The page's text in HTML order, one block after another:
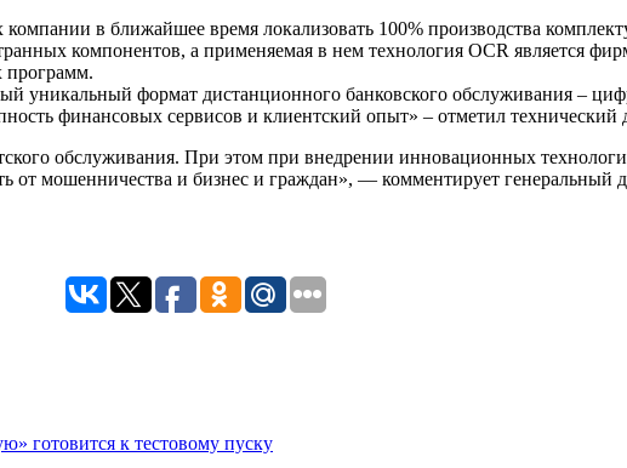
в ближайшее время локализовать 100% производства
компонентов, а применяемая в нем технология OCR является
программ.
уникальный формат дистанционного банковского обслуживания –
финансовых сервисов и клиентский опыт» – отметил
обслуживания. При этом при внедрении инновационных
мошенничества и бизнес и граждан», — комментирует генеральный